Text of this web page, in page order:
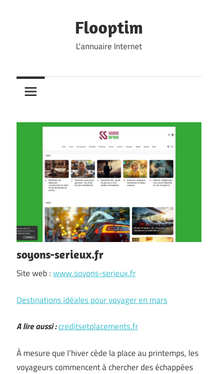
Flooptim
L'annuaire Internet
soyons-serieux.fr
Site web :www.soyons-serieux.fr
Destinations idéales pour voyager en mars
A lire aussi :creditsetplacements.fr
À mesure que l’hiver cède la place au printemps, les
voyageurs commencent à chercher des échappées